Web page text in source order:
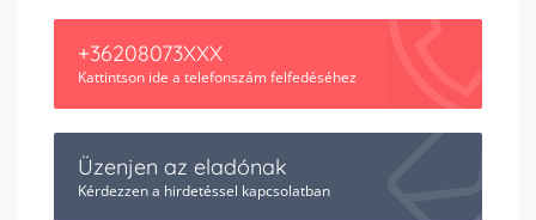
+36208073XXX
Kattintson ide a telefonszám felfedéséhez
Üzenjen az eladónak
Kérdezzen a hirdetéssel kapcsolatban